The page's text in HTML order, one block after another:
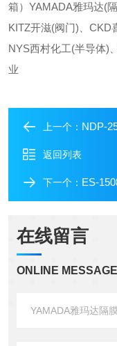
箱）YAMADA雅玛达(
KITZ开滋(阀门)、CKD
NYS西村化工(半导体)
业
上一个： NDP-
返回列表
下一个： ES-1508-
在线留言
ONLINE MESSAGE